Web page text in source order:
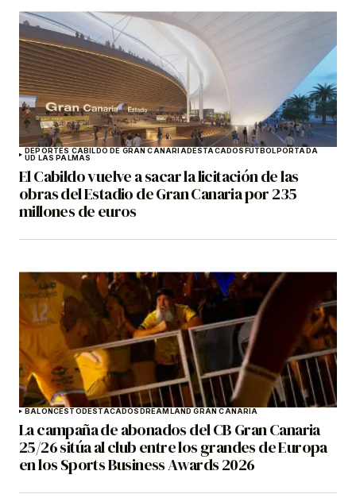
DEPORTES CABILDO DE GRAN CANARIADESTACADOS FÚTBOL PORTADA
UD LAS PALMAS
El Cabildo vuelve a sacar la licitación de las
obras del Estadio de Gran Canaria por 235
millones de euros
BALONCESTO DESTACADOS DREAMLAND GRAN CANARIA
La campaña de abonados del CB Gran Canaria
25/26 sitúa al club entre los grandes de Europa
en los Sports Business Awards 2026